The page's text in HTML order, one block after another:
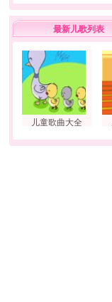
最新儿歌列表
儿童歌曲大全